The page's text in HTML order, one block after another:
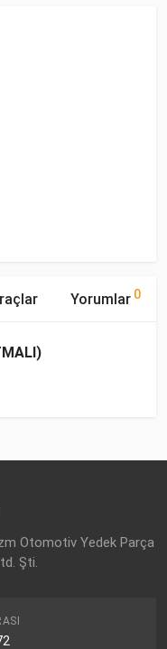
Yorumlar 0
Otomotiv Yedek Parça
Şti.